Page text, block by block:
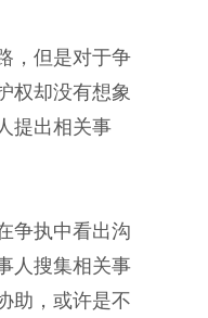
，但是对于争
权却没有想象
提出相关事
争执中看出沟
人搜集相关事
助，或许是不